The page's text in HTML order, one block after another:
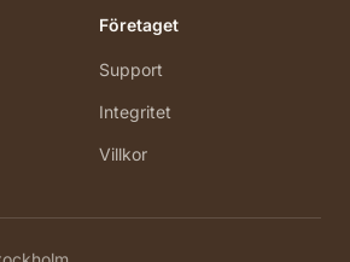
Företaget
Support
Integritet
Villkor